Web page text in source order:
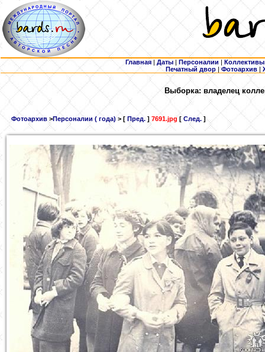
Главная | Даты | Персоналии | Коллективы
Печатный двор |Фотоархив |
Выборка: владелец
Фотоархив >Персоналии ( года) > [ Пред.] 7691.jpg [ След. ]